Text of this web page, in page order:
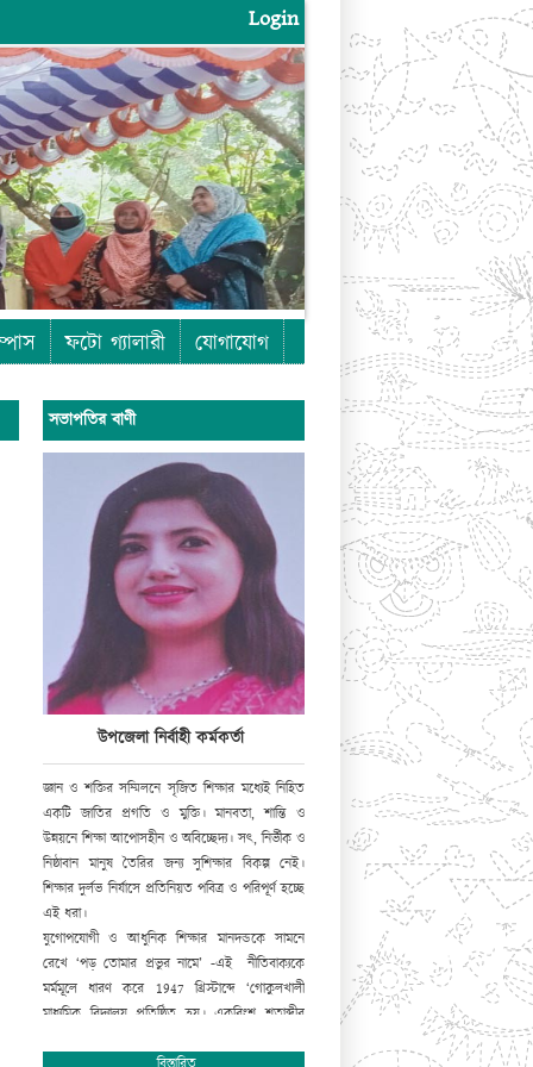
Login
Login
ফটো গ্যালারী যোগাযোগ
সভাপতির বাণী
উপজেলা নির্বাহী কর্মকর্তা
জ্ঞান ও শক্তির সম্মিলনে সৃজিত শিক্ষার মধ্যেই নিহিত
একটি জাতির প্রগতি ও মুক্তি। মানবতা, শান্তি ও
উন্নয়নে শিক্ষা আপোসহীন ও অবিচ্ছেদ্য। সৎ, নির্ভীক ও
নিষ্ঠাবান মানুষ তৈরির জন্য সুশিক্ষার বিকল্প নেই।
শিক্ষার দুর্লভ নির্যাসে প্রতিনিয়ত পবিত্র ও পরিপূর্ণ হচ্ছে
এই ধরা।
যুগোপযোগী ও আধুনিক শিক্ষার মানদন্ডকে সামনে
রেখে ‘পড় তোমার প্রভুর নামে’ -এই নীতিবাক্যকে
মর্মমূলে ধারণ করে 1947 খ্রিস্টাব্দে ‘গোকুলখালী
মাধ্যমিক বিদ্যালয় প্রতিষ্ঠিত হয়। একবিংশ শতাব্দীর